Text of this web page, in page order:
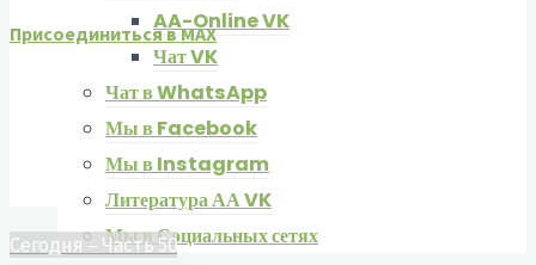
AA-Online VK
Чат VK
Чат в WhatsApp
Мы в Facebook
Мы в Instagram
Литература АА VK
Мы в Социальных сетях
Присоединиться в MAX
Сегодня – Часть 50